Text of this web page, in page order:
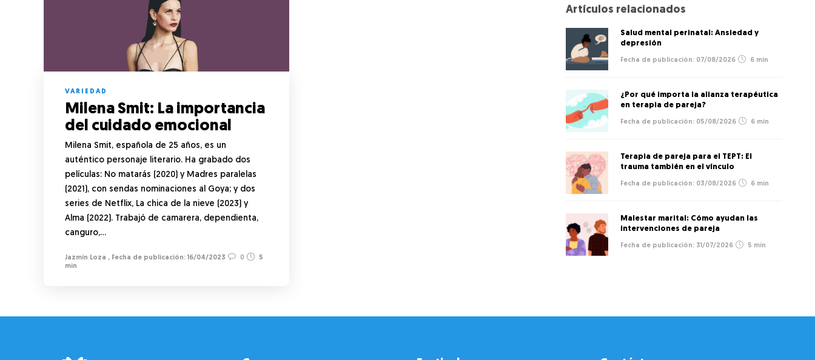
VARIEDAD
Milena Smit: La importancia
del cuidado emocional
Milena Smit, española de 25 años, es un
auténtico personaje literario. Ha grabado dos
películas: No matarás (2020) y Madres paralelas
(2021), con sendas nominaciones al Goya; y dos
series de Netflix, La chica de la nieve (2023) y
Alma (2022). Trabajó de camarera, dependienta,
canguro,…
Jazmín Loza , 16/04/2023 0
5
min
Artículos relacionados
Salud mental perinatal: Ansiedad y
depresión
07/08/2026 6 min
¿Por qué importa la alianza terapéutica
en terapia de pareja?
05/08/2026 6 min
Terapia de pareja para el TEPT: El
trauma también en el vínculo
03/08/2026 6 min
Malestar marital: Cómo ayudan las
intervenciones de pareja
31/07/2026 5 min